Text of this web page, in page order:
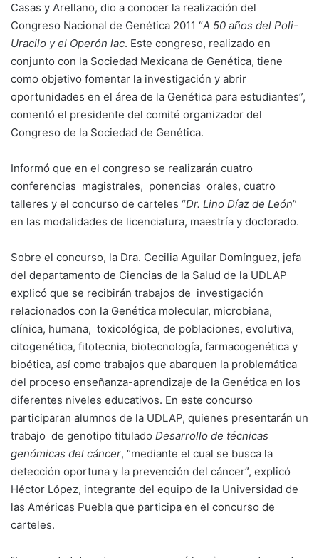
Casas y Arellano, dio a conocer la realización del
Congreso Nacional de Genética 2011 “A 50 años del Poli-
Uracilo y el Operón lac. Este congreso, realizado en
conjunto con la Sociedad Mexicana de Genética, tiene
como objetivo fomentar la investigación y abrir
oportunidades en el área de la Genética para estudiantes”,
comentó el presidente del comité organizador del
Congreso de la Sociedad de Genética.
Informó que en el congreso se realizarán cuatro
conferencias magistrales, ponencias orales, cuatro
talleres y el concurso de carteles “Dr. Lino Díaz de León”
en las modalidades de licenciatura, maestría y doctorado.
Sobre el concurso, la Dra. Cecilia Aguilar Domínguez, jefa
del departamento de Ciencias de la Salud de la UDLAP
explicó que se recibirán trabajos de investigación
relacionados con la Genética molecular, microbiana,
clínica, humana, toxicológica, de poblaciones, evolutiva,
citogenética, fitotecnia, biotecnología, farmacogenética y
bioética, así como trabajos que abarquen la problemática
del proceso enseñanza-aprendizaje de la Genética en los
diferentes niveles educativos. En este concurso
participaran alumnos de la UDLAP, quienes presentarán un
trabajo de genotipo titulado Desarrollo de técnicas
genómicas del cáncer, “mediante el cual se busca la
detección oportuna y la prevención del cáncer”, explicó
Héctor López, integrante del equipo de la Universidad de
las Américas Puebla que participa en el concurso de
carteles.